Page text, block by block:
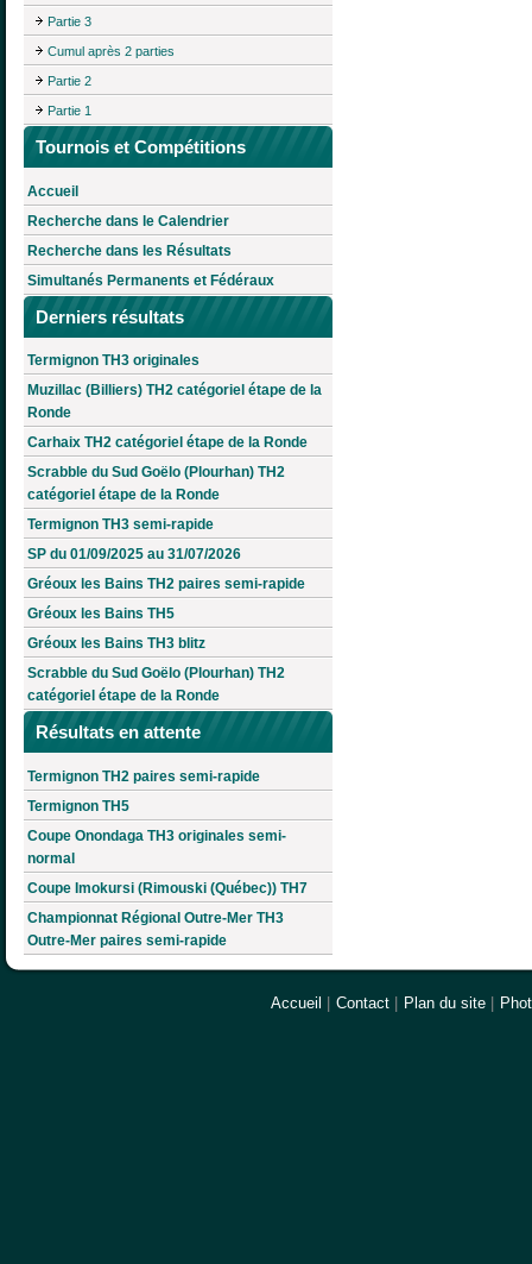
Partie 3
Cumul après 2 parties
Partie 2
Partie 1
Tournois et Compétitions
Accueil
Recherche dans le Calendrier
Recherche dans les Résultats
Simultanés Permanents et Fédéraux
Derniers résultats
Termignon TH3 originales
Muzillac (Billiers) TH2 catégoriel étape de la
Ronde
Carhaix TH2 catégoriel étape de la Ronde
Scrabble du Sud Goëlo (Plourhan) TH2
catégoriel étape de la Ronde
Termignon TH3 semi-rapide
SP du 01/09/2025 au 31/07/2026
Gréoux les Bains TH2 paires semi-rapide
Gréoux les Bains TH5
Gréoux les Bains TH3 blitz
Scrabble du Sud Goëlo (Plourhan) TH2
catégoriel étape de la Ronde
Résultats en attente
Termignon TH2 paires semi-rapide
Termignon TH5
Coupe Onondaga TH3 originales semi-
normal
Coupe Imokursi (Rimouski (Québec)) TH7
Championnat Régional Outre-Mer TH3
Outre-Mer paires semi-rapide
Accueil Contact Plan du site